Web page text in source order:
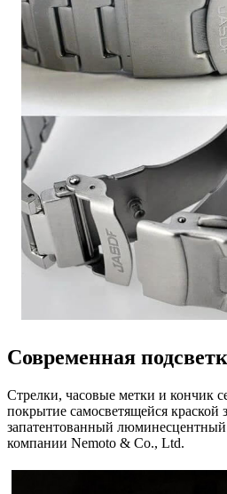
Современная
Стрелки, часовые метки и кончик
покрытие самосветящейся краской
запатентованный
компании Nemoto & Co., Ltd.